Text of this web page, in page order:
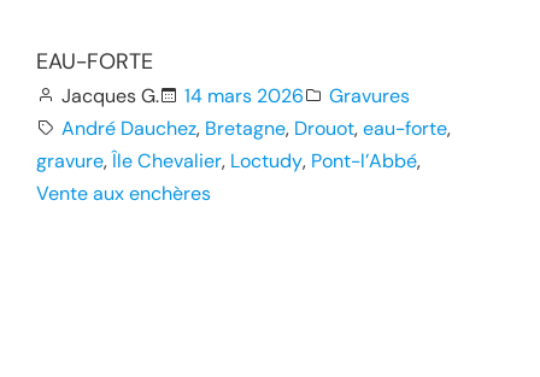
EAU-FORTE
Jacques G. 14 mars 2026
Gravures
André Dauchez, Bretagne, Drouot, eau-forte,
gravure, Île Chevalier, Loctudy, Pont-l’Abbé,
Vente aux enchères